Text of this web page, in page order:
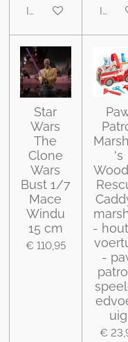
In winkelwagenIn
Star
Wars
The
Clone
Wars
Bust 1/7
Mace
Windu
15 cm
€ 110,95
's
-
-
uig
€